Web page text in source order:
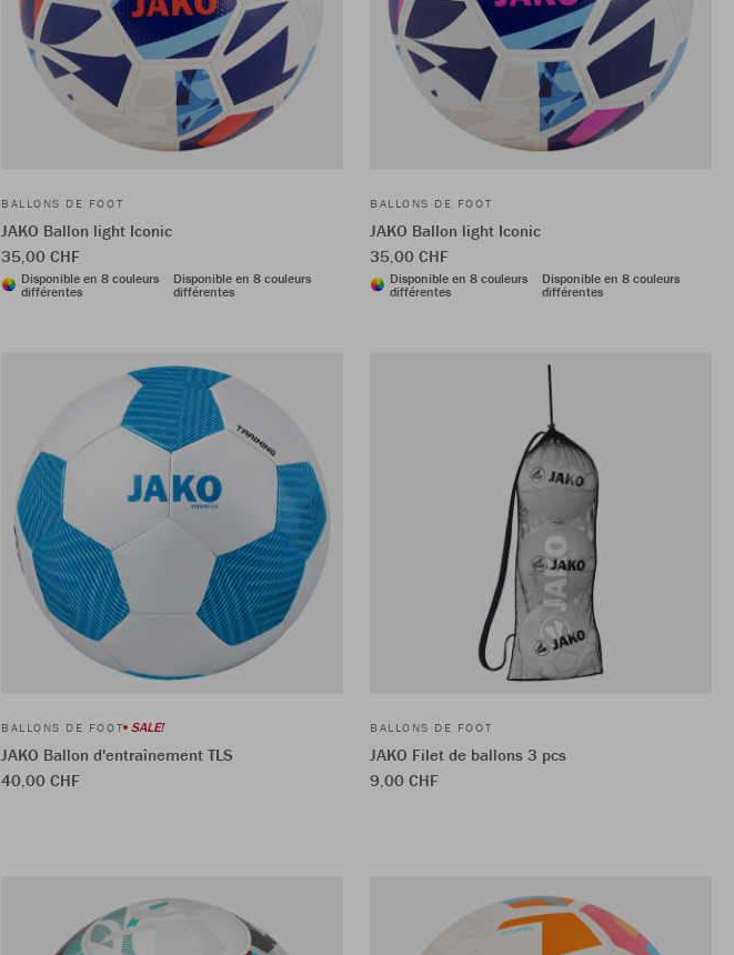
BALLONS DE FOOT
JAKO Ballon light Iconic
35,00 CHF
Disponible en 8 couleurs
différentes
Disponible en 8 couleurs
différentes
BALLONS DE FOOT
JAKO Ballon light Iconic
35,00 CHF
Disponible en 8 couleurs
différentes
Disponible en 8 couleurs
différentes
BALLONS DE FOOT SALE!
JAKO Ballon d'entraînement TLS
40,00 CHF
BALLONS DE FOOT
JAKO Filet de ballons 3 pcs
9,00 CHF